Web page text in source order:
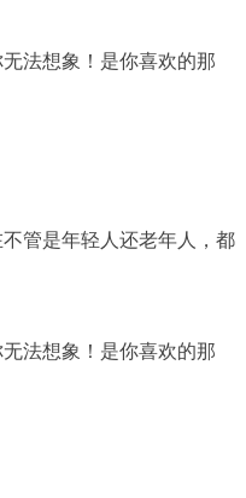
管是年轻人还老年人，都